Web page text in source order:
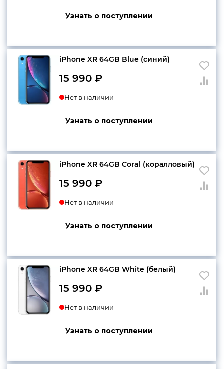
Узнать о поступлении
iPhone XR 64GB Blue (синий)
15 990 ₽
Нет в наличии
Узнать о поступлении
iPhone XR 64GB Coral (коралловый)
15 990 ₽
Нет в наличии
Узнать о поступлении
iPhone XR 64GB White (белый)
15 990 ₽
Нет в наличии
Узнать о поступлении
Согласен cполитикой
(c 10:00 до 21:00, без
выходных)